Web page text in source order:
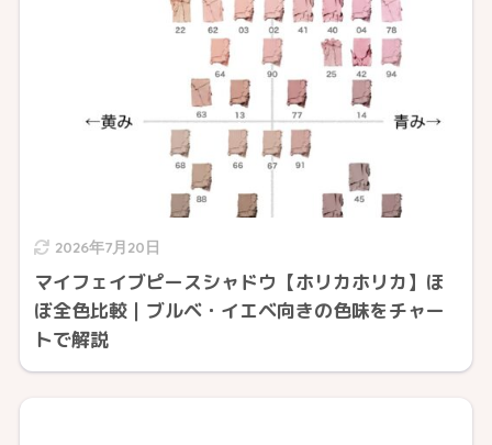
2026年7月20日
マイフェイブピースシャドウ【ホリカホリカ】ほ
ぼ全色比較｜ブルベ・イエベ向きの色味をチャー
トで解説